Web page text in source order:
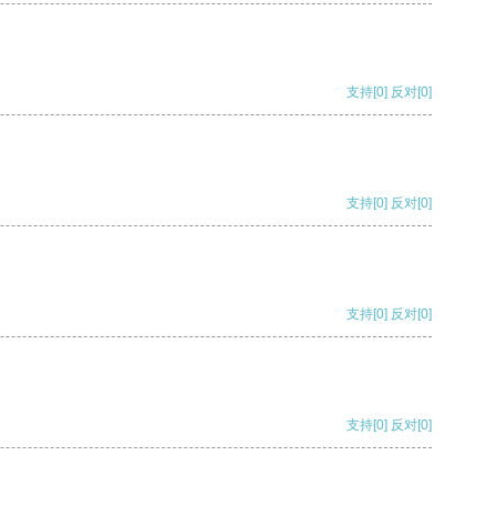
支持[0] 反对[0]
支持[0] 反对[0]
支持[0] 反对[0]
支持[0] 反对[0]